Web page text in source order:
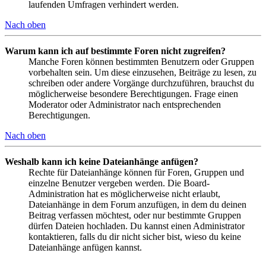
laufenden Umfragen verhindert werden.
Nach oben
Warum kann ich auf bestimmte Foren nicht zugreifen?
Manche Foren können bestimmten Benutzern oder Gruppen
vorbehalten sein. Um diese einzusehen, Beiträge zu lesen, zu
schreiben oder andere Vorgänge durchzuführen, brauchst du
möglicherweise besondere Berechtigungen. Frage einen
Moderator oder Administrator nach entsprechenden
Berechtigungen.
Nach oben
Weshalb kann ich keine Dateianhänge anfügen?
Rechte für Dateianhänge können für Foren, Gruppen und
einzelne Benutzer vergeben werden. Die Board-
Administration hat es möglicherweise nicht erlaubt,
Dateianhänge in dem Forum anzufügen, in dem du deinen
Beitrag verfassen möchtest, oder nur bestimmte Gruppen
dürfen Dateien hochladen. Du kannst einen Administrator
kontaktieren, falls du dir nicht sicher bist, wieso du keine
Dateianhänge anfügen kannst.